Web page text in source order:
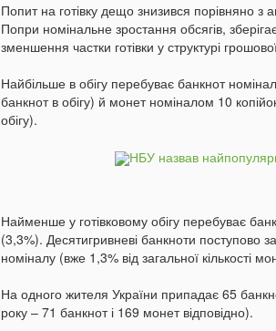
Попит на готівку дещо знизився порівняно з
Попри номінальне зростання обсягів,
зменшення частки готівки у структурі
Найбільше в обігу перебуває банкнот
банкнот в обігу) й монет номіналом 10
обігу).
Найменше у готівковому обігу перебуває
(3,3%). Десятигривневі банкноти поступово
номіналу (вже 1,3% від загальної кількості
На одного жителя України припадає 65
року – 71 банкнот і 169 монет відповідно).